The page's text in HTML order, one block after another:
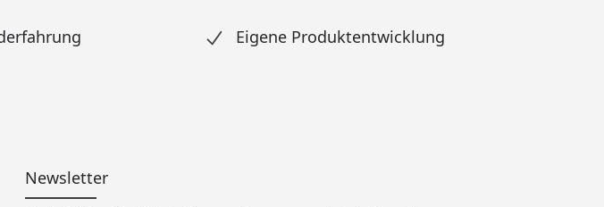
Eigene Produktentwicklung
Newsletter